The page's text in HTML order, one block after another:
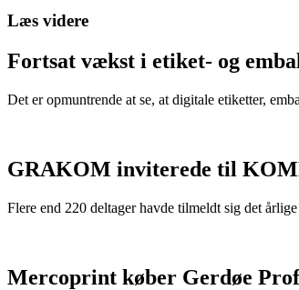
Læs videre
Fortsat vækst i etiket- og
Det er opmuntrende at se, at digitale etiketter,
GRAKOM inviterede til
Flere end 220 deltager havde tilmeldt sig det
Mercoprint køber Gerdøe